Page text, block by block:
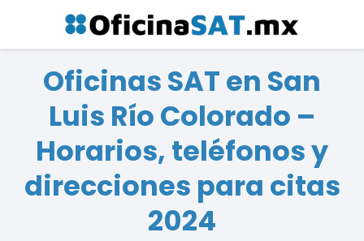
Oficinas SAT en San
Luis Río Colorado –
Horarios, teléfonos y
direcciones para citas
2024